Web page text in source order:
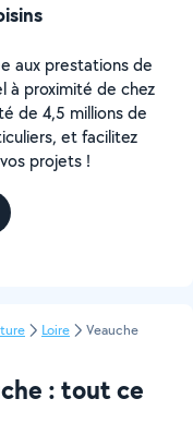
aux prestations de
à proximité de chez
de 4,5 millions de
et facilitez
projets !
Loire Veauche
: tout ce